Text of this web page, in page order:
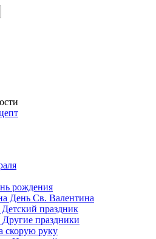
рождения
День Св. Валентина
Детский праздник
Другие праздники
скорую руку